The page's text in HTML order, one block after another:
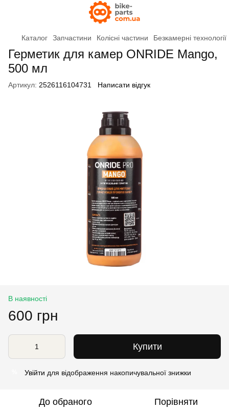
Каталог Запчастини Колісні частини Безкамерні технології
Герметик для камер ONRIDE Mango,
500 мл
Артикул: 2526116104731 Написати відгук
В наявності
600 грн
Купити
Увійти для відображення накопичувальної знижки
До обраного Порівняти